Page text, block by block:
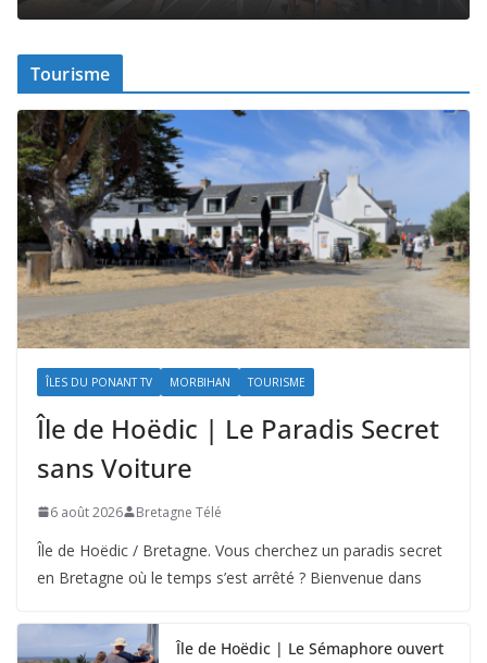
Tourisme
ÎLES DU PONANT TV MORBIHAN TOURISME
Île de Hoëdic | Le Paradis Secret
sans Voiture
6 août 2026 Bretagne Télé
Île de Hoëdic / Bretagne. Vous cherchez un paradis secret
en Bretagne où le temps s’est arrêté ? Bienvenue dans
Île de Hoëdic | Le Sémaphore ouvert